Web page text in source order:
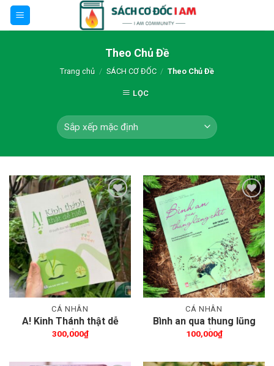
Skip
Theo Chủ Đề
Trang chủ / SÁCH CƠ ĐỐC / Theo Chủ Đề
LỌC
Thêm wishlist
CÁ NHÂN
A! Kinh Thánh thật dễ
hiểu
300,000₫
Thêm wishlist
CÁ NHÂN
Bình an qua thung lũng
chết
100,000₫